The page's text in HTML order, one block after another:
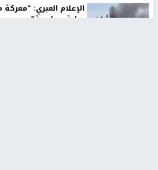
الإعلام العبري:
رواية سياسية"